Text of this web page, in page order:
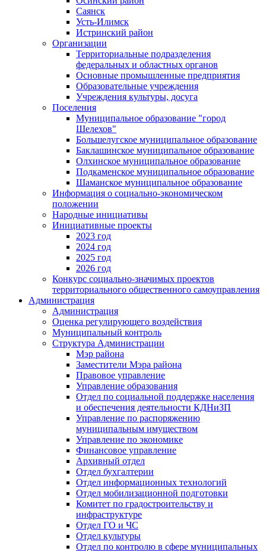
Саянск
Усть-Илимск
Истринский район
Организации
Территориальные подразделения
федеральных и областных органов
Основные промышленные предприятия
Образовательные учреждения
Учреждения культуры, досуга
Поселения
Муниципальное образование "город
Шелехов"
Большелугское муниципальное образование
Баклашинское муниципальное образование
Олхинское муниципальное образование
Подкаменское муниципальное образование
Шаманское муниципальное образование
Информация о социально-экономическом
положении
Народные инициативы
Инициативные проекты
2023 год
2024 год
2025 год
2026 год
Конкурс социально-значимых проектов
территориального общественного самоуправления
Администрация
Администрация
Оценка регулирующего воздействия
Муниципальный контроль
Структура Администрации
Мэр района
Заместители Мэра района
Правовое управление
Управление образования
Отдел по социальной поддержке населения
и обеспечения деятельности КДНиЗП
Управление по распоряжению
муниципальным имуществом
Управление по экономике
Финансовое управление
Архивный отдел
Отдел бухгалтерии
Отдел информационных технологий
Отдел мобилизационной подготовки
Комитет по градостроительству и
инфраструктуре
Отдел ГО и ЧС
Отдел культуры
Отдел по контролю в сфере муниципальных